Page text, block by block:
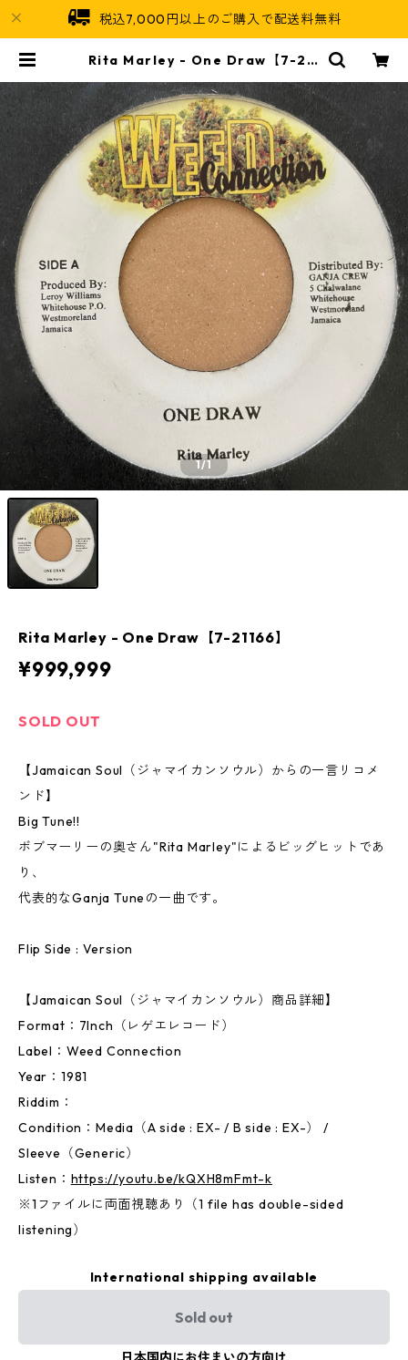
税込7,000円以上のご購入で配送料無料
Rita Marley - One Draw【7-211
1/1
Rita Marley - One Draw【7-21166】
¥999,999
SOLD OUT
【Jamaican Soul（ジャマイカンソウル）からの一言リコメ
ンド】
Big Tune!!
ボブマーリーの奥さん"Rita Marley"によるビッグヒットであ
り、
代表的なGanja Tuneの一曲です。
Flip Side : Version
【Jamaican Soul（ジャマイカンソウル）商品詳細】
Format：7Inch（レゲエレコード）
Label：Weed Connection
Year：1981
Riddim：
Condition：Media（A side : EX- / B side : EX-） /
Sleeve（Generic）
Listen： https://youtu.be/kQXH8mFmt-k
※1ファイルに両面視聴あり（1 file has double-sided
listening）
International shipping available
Sold out